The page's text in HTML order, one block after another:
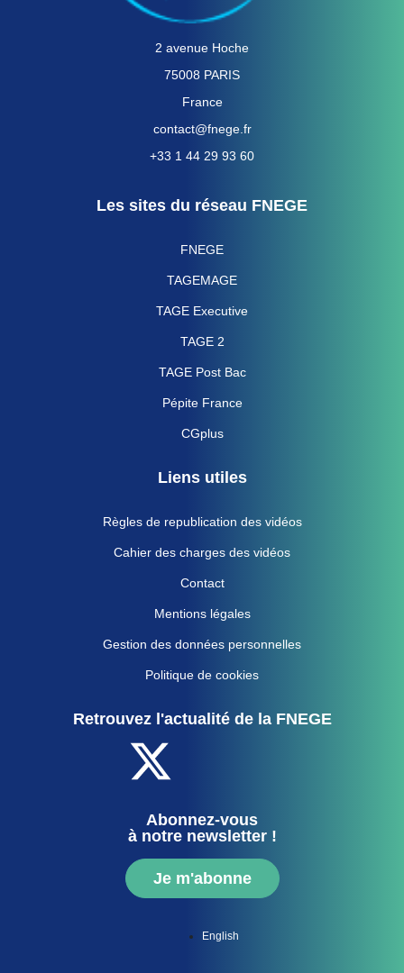
2 avenue Hoche
75008 PARIS
France
contact@fnege.fr
+33 1 44 29 93 60
Les sites du réseau FNEGE
FNEGE
TAGEMAGE
TAGE Executive
TAGE 2
TAGE Post Bac
Pépite France
CGplus
Liens utiles
Règles de republication des vidéos
Cahier des charges des vidéos
Contact
Mentions légales
Gestion des données personnelles
Politique de cookies
Retrouvez l'actualité de la FNEGE
Abonnez-vous
à notre newsletter !
Je m'abonne
English